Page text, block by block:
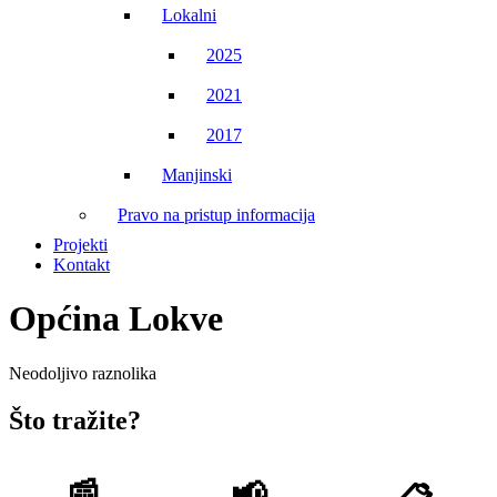
Lokalni
2025
2021
2017
Manjinski
Pravo na pristup informacija
Projekti
Kontakt
Općina Lokve
Neodoljivo raznolika
Što tražite?